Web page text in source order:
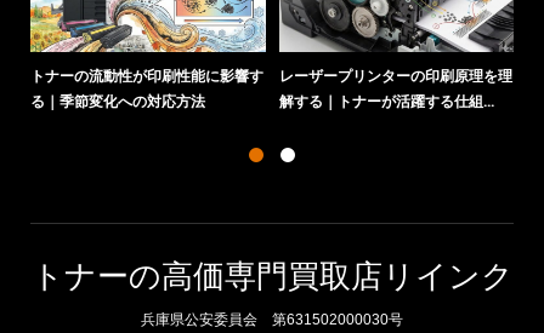
トナーの流動性が印刷性能に影響す
る｜季節変化への対応方法
レーザープリンターの印刷原理を理
解する｜トナーが活躍する仕組...
トナーの高価専門買取店リインク
兵庫県公安委員会 第631502000030号